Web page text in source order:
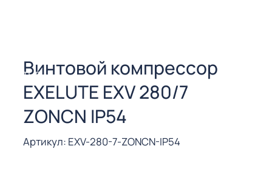
Винтовой компрессор
EXELUTE EXV 280/7
ZONCN IP54
Артикул: EXV-280-7-ZONCN-IP54